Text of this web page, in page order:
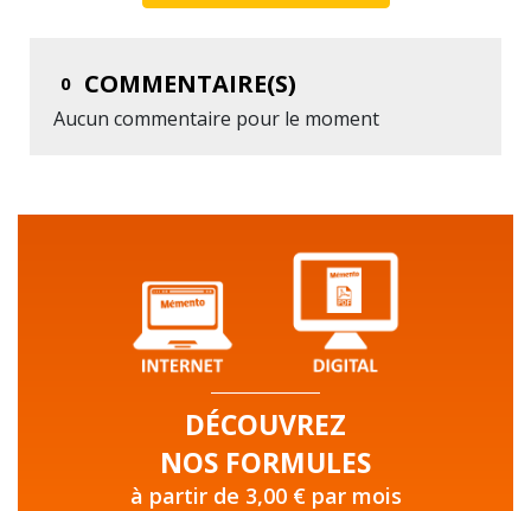
0 COMMENTAIRE(S)
Aucun commentaire pour le moment
DÉCOUVREZ
NOS FORMULES
à partir de 3,00 € par mois